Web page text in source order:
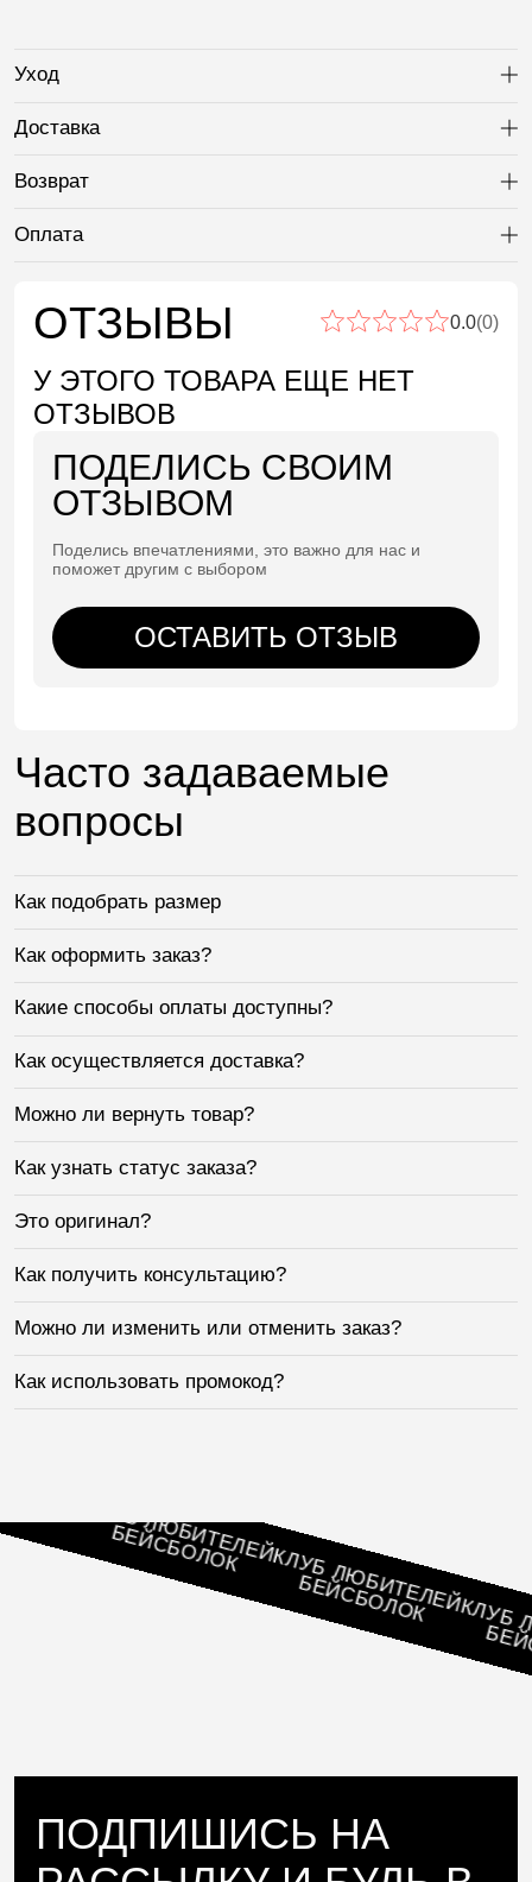
Уход
Доставка
Возврат
Оплата
ОТЗЫВЫ 0.0(0)
У ЭТОГО ТОВАРА ЕЩЕ НЕТ
ОТЗЫВОВ
ПОДЕЛИСЬ СВОИМ
ОТЗЫВОМ
Поделись впечатлениями, это важно для нас и
поможет другим с выбором
ОСТАВИТЬ ОТЗЫВ
Часто задаваемые
вопросы
Как подобрать размер
Как оформить заказ?
Какие способы оплаты доступны?
Как осуществляется доставка?
Можно ли вернуть товар?
Как узнать статус заказа?
Это оригинал?
Как получить консультацию?
Можно ли изменить или отменить заказ?
Как использовать промокод?
ПОДПИШИСЬ НА
КЛУБ ЛЮБИТЕЛЕЙ
БЕЙСБОЛОК КЛУБ ЛЮБИТЕЛЕЙ
БЕЙСБОЛОК КЛУБ